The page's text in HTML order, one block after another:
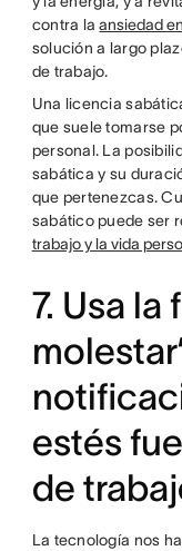
contra laansiedad
solución a largo
de trabajo.
Una licencia
que suele tomarse
personal. La
sabática y su
que pertenezcas.
sabático puede ser
trabajo y la vida
7. Usa la
estés
de
La tecnología nos